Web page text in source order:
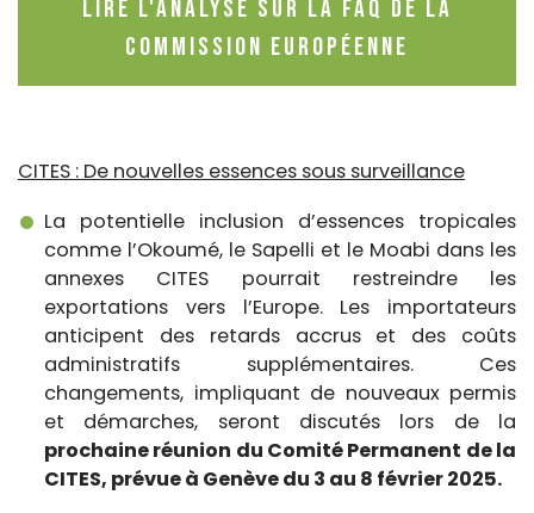
Lire l'analyse sur la FAQ de la
Commission Européenne
CITES : De nouvelles essences sous surveillance
La potentielle inclusion d’essences tropicales
comme l’Okoumé, le Sapelli et le Moabi dans les
annexes CITES pourrait restreindre les
exportations vers l’Europe. Les importateurs
anticipent des retards accrus et des coûts
administratifs supplémentaires. Ces
changements, impliquant de nouveaux permis
et démarches, seront discutés lors de la
prochaine réunion du Comité Permanent de la
CITES, prévue à Genève du 3 au 8 février 2025.